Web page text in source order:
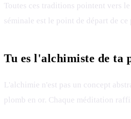
Toutes ces traditions pointent vers
séminale est le point de départ de
Tu es l'alchimiste de ta
L'alchimie n'est pas un concept
plomb en or. Chaque méditation